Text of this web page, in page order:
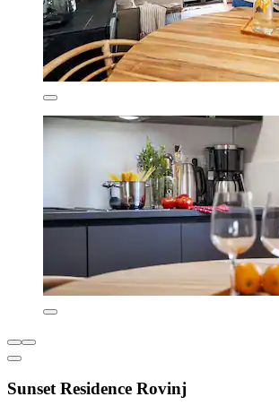
Sunset Residence Rovinj